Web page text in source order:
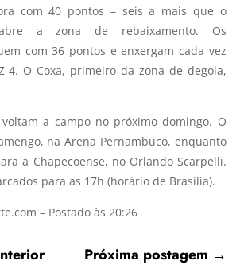
com 40 pontos – seis a mais que o
a zona de rebaixamento. Os
com 36 pontos e enxergam cada vez
4. O Coxa, primeiro da zona de degola,
a campo no próximo domingo. O
na Arena Pernambuco, enquanto
a Chapecoense, no Orlando Scarpelli.
para as 17h (horário de Brasília).
– Postado às 20:26
Próxima postagem →